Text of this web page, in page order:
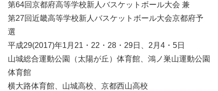
第64回京都府高等学校新人バスケットボール大会 兼
第27回近畿高等学校新人バスケットボール大会京都府予
選
平成29(2017)年1月21・22・28・29日、2月4・5日
山城総合運動公園（太陽が丘）体育館、鴻ノ巣山運動公園
体育館
横大路体育館、山城高校、京都西山高校